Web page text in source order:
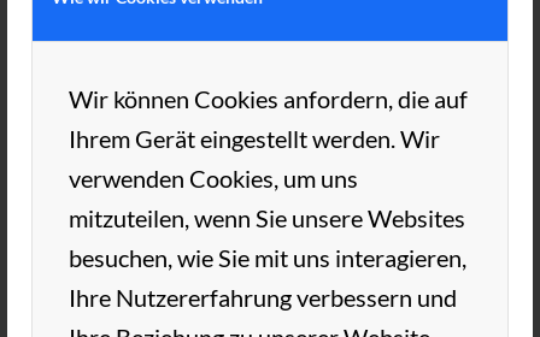
Wir können Cookies anfordern, die auf
Ihrem Gerät eingestellt werden. Wir
verwenden Cookies, um uns
mitzuteilen, wenn Sie unsere Websites
besuchen, wie Sie mit uns interagieren,
Ihre Nutzererfahrung verbessern und
Sigrid und Martin verteidigen. Die
Nudelholz-Trophäe bleibt in der Familie
Kopp-Malek, so dass sie es zu Hause
weiterhin krachen lassen können.